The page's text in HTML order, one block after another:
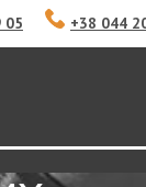
05 +38 044